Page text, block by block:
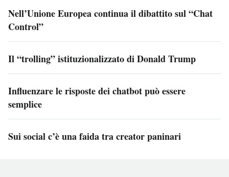
Nell’Unione Europea continua il dibattito sul “Chat
Control”
Il “trolling” istituzionalizzato di Donald Trump
Influenzare le risposte dei chatbot può essere
semplice
Sui social c’è una faida tra creator paninari